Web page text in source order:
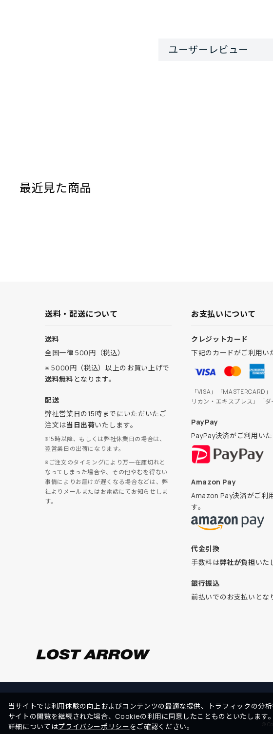
最近見た商品
送料・配送について
送料
全国一律 500円（税込）
※ 5000円（税込）以上のお買い上げで
送料無料となります。
配送
弊社営業日の15時までにいただいたご
注文は当日出荷いたします。
※15時以降、もしくは弊社休業日の場合は、
翌営業日の出荷になります。
※ご注文のタイミングにより万一在庫切れと
なってしまった場合や、その他やむを得ない
事情によりお届けが遅くなる場合などは、弊
社よりメールまたはお電話にてお知らせしま
す。
お支払いについて
クレジットカード
下記のカードがご利用い
「VISA」「MASTERCARD
リカン・エキスプレス」「ダ
PayPay
PayPay決済がご利用いた
Amazon Pay
Amazon Pay決済がご利
す。
代金引換
手数料は弊社が負担いた
銀行振込
前払いでのお支払いとな
©
当サイトでは利用体験の向上およびコンテンツの最適な提供、トラフィックの分
サイトの閲覧を継続された場合、Cookieの利用に同意したことものといたします。
詳細についてはプライバシーポリシーをご確認ください。